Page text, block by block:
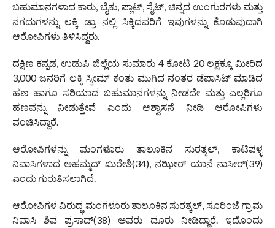
ಬಹುಮಾನಗಳಾದ ಕಾರು, ಬೈಕು, ಪ್ಲಾಟ್, ಸೈಟ್, ಚಿನ್ನದ ಉಂಗುರಗಳು ಮತ್ತು
ನಗದುಗಳನ್ನು ಲಕ್ಕಿ ಡ್ರಾ ನಲ್ಲಿ ಸಿಕ್ಕಿದವರಿಗೆ ಇವುಗಳನ್ನು ಕೊಡುವುದಾಗಿ
ಆರೋಪಿಗಳು ತಿಳಿಸಿದ್ದರು.
ದಕ್ಷಿಣ ಕನ್ನಡ, ಉಡುಪಿ ಜಿಲ್ಲೆಯ ಸುಮಾರು 4 ಕೋಟಿ 20 ಲಕ್ಷಕ್ಕೂ ಮೀರಿದ
3,000 ಜನರಿಗೆ ಲಕ್ಕಿ ಸ್ಕೀಮ್ ಕಂತು ಮುಗಿದ ನಂತರ ಡೆಪಾಸಿಟ್ ಮಾಡಿದ
ಹಣ ಹಾಗೂ ಸರಿಯಾದ ಬಹುಮಾನಗಳನ್ನು ನೀಡದೇ ಮತ್ತು ಎಲ್ಲರಿಗೂ
ಹಣವನ್ನು ನೀಡುತ್ತೇವೆ ಎಂದು ಆಶ್ವಾಸನೆ ನೀಡಿ ಆರೋಪಿಗಳು
ವಂಚಿಸಿದ್ದಾರೆ.
ಆರೋಪಿಗಳನ್ನು ಮಂಗಳೂರು ತಾಲೂಕಿನ ಸುರತ್ಕಲ್, ಕಾಟಿಪಳ್ಳ
ನಿವಾಸಿಗಳಾದ ಅಹಮ್ಮದ್ ಖುರೇಶಿ(34), ನಝೀರ್ ಯಾನೆ ನಾಸೀರ್(39)
ಎಂದು ಗುರುತಿಸಲಾಗಿದೆ.
ಆರೋಪಿಗಳ ವಿರುದ್ಧ ಮಂಗಳೂರು ತಾಲೂಕಿನ ಸುರತ್ಕಲ್, ಸೂರಿಂಜೆ ಗ್ರಾಮ
ನಿವಾಸಿ ಶಿವ ಪ್ರಸಾದ್(38) ಅವರು ದೂರು ನೀಡಿದ್ದಾರೆ. ಇದೊಂದು